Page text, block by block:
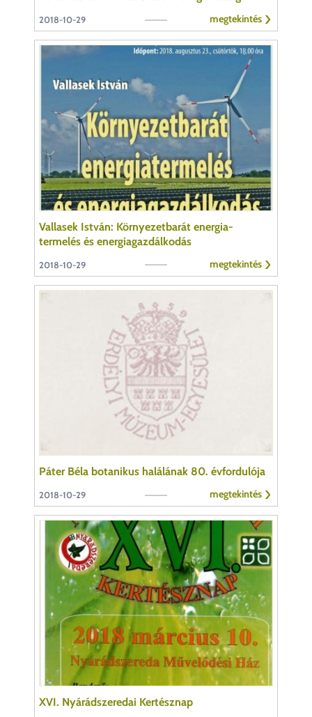
megtekintés
2018-10-29
Vallasek István: Környezetbarát energia-
termelés és energiagazdálkodás
megtekintés
2018-10-29
Páter Béla botanikus halálának 80. évfordulója
megtekintés
2018-10-29
XVI. Nyárádszeredai Kertésznap